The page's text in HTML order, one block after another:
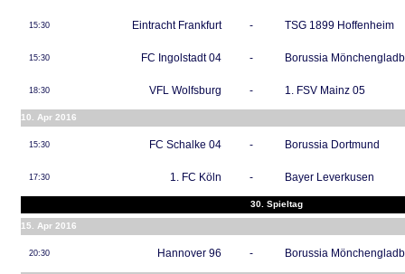
15:30 Eintracht Frankfurt - TSG 1899 Hoffenheim
15:30 FC Ingolstadt 04 - Borussia
18:30 VFL Wolfsburg - 1. FSV Mainz 05
10. Apr 2016
15:30 FC Schalke 04 - Borussia Dortmund
17:30 1. FC Köln - Bayer Leverkusen
30. Spieltag
15. Apr 2016
20:30 Hannover 96 - Borussia